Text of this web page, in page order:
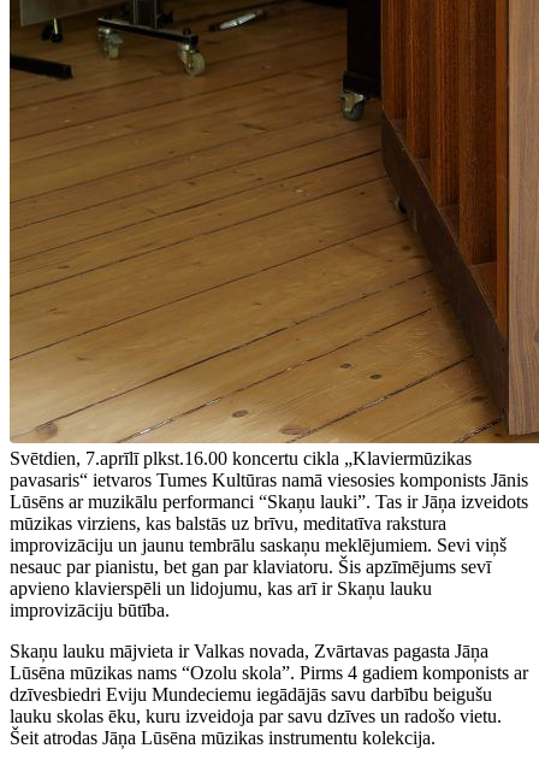
Svētdien, 7.aprīlī plkst.16.00 koncertu cikla „Klaviermūzikas
pavasaris“ ietvaros Tumes Kultūras namā viesosies komponists Jānis
Lūsēns ar muzikālu performanci “Skaņu lauki”. Tas ir Jāņa izveidots
mūzikas virziens, kas balstās uz brīvu, meditatīva rakstura
improvizāciju un jaunu tembrālu saskaņu meklējumiem. Sevi viņš
nesauc par pianistu, bet gan par klaviatoru. Šis apzīmējums sevī
apvieno klavierspēli un lidojumu, kas arī ir Skaņu lauku
improvizāciju būtība.
Skaņu lauku mājvieta ir Valkas novada, Zvārtavas pagasta Jāņa
Lūsēna mūzikas nams “Ozolu skola”. Pirms 4 gadiem komponists ar
dzīvesbiedri Eviju Mundeciemu iegādājās savu darbību beigušu
lauku skolas ēku, kuru izveidoja par savu dzīves un radošo vietu.
Šeit atrodas Jāņa Lūsēna mūzikas instrumentu kolekcija.